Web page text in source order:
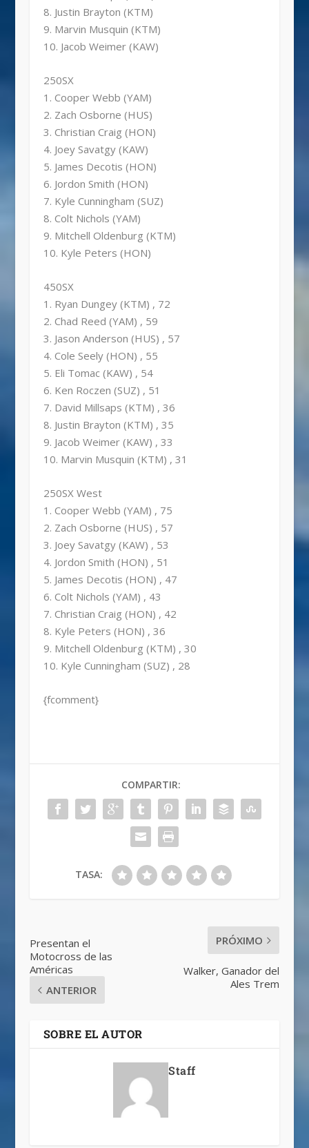
8. Justin Brayton (KTM)
9. Marvin Musquin (KTM)
10. Jacob Weimer (KAW)
250SX
1. Cooper Webb (YAM)
2. Zach Osborne (HUS)
3. Christian Craig (HON)
4. Joey Savatgy (KAW)
5. James Decotis (HON)
6. Jordon Smith (HON)
7. Kyle Cunningham (SUZ)
8. Colt Nichols (YAM)
9. Mitchell Oldenburg (KTM)
10. Kyle Peters (HON)
450SX
1. Ryan Dungey (KTM) , 72
2. Chad Reed (YAM) , 59
3. Jason Anderson (HUS) , 57
4. Cole Seely (HON) , 55
5. Eli Tomac (KAW) , 54
6. Ken Roczen (SUZ) , 51
7. David Millsaps (KTM) , 36
8. Justin Brayton (KTM) , 35
9. Jacob Weimer (KAW) , 33
10. Marvin Musquin (KTM) , 31
250SX West
1. Cooper Webb (YAM) , 75
2. Zach Osborne (HUS) , 57
3. Joey Savatgy (KAW) , 53
4. Jordon Smith (HON) , 51
5. James Decotis (HON) , 47
6. Colt Nichols (YAM) , 43
7. Christian Craig (HON) , 42
8. Kyle Peters (HON) , 36
9. Mitchell Oldenburg (KTM) , 30
10. Kyle Cunningham (SUZ) , 28
{fcomment}
COMPARTIR:
TASA:
Presentan el
Motocross de las
Américas
ANTERIOR
PRÓXIMO
Walker, Ganador del
Ales Trem
SOBRE EL AUTOR
Staff